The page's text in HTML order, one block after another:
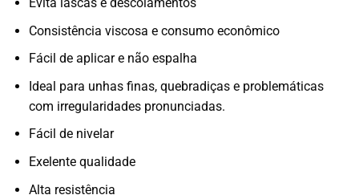
Consistência viscosa e consumo econômico
Fácil de aplicar e não espalha
Ideal para unhas finas, quebradiças e problemáticas
com irregularidades pronunciadas.
Fácil de nivelar
Exelente qualidade
Alta resistência